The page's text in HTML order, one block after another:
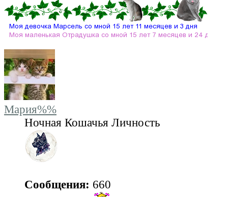
Мария%%
Ночная Кошачья Личность
Сообщения: 660